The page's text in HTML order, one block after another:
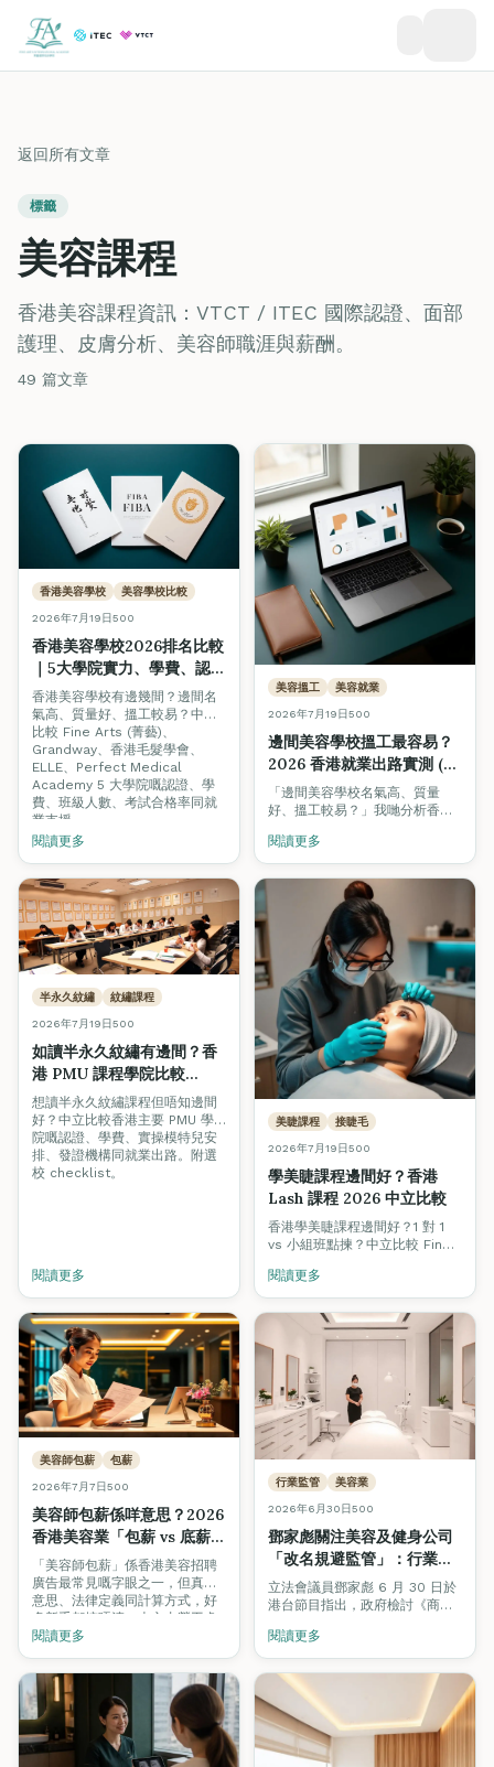
返回所有文章
標籤
美容課程
香港美容課程資訊：VTCT / ITEC 國際認證、面部
護理、皮膚分析、美容師職涯與薪酬。
49 篇文章
香港美容學校 美容學校比較
2026年7月19日500
香港美容學校2026排名比較
｜5大學院實力、學費、認
證、搵工支援全面對照
香港美容學校有邊幾間？邊間名
氣高、質量好、搵工較易？中立
比較 Fine Arts (菁藝)、
Grandway、香港毛髮學會、
ELLE、Perfect Medical
Academy 5 大學院嘅認證、學
費、班級人數、考試合格率同就
業支援。
閱讀更多
美容搵工 美容就業
2026年7月19日500
邊間美容學校搵工最容易？
2026 香港就業出路實測 (附
即時招聘數據)
「邊間美容學校名氣高、質量
好、搵工較易？」我哋分析香港
主真正要求邊種認證，並比較各
學院嘅就業支援模式。
閱讀更多
半永久紋繡 紋繡課程
2026年7月19日500
如讀半永久紋繡有邊間？香
港 PMU 課程學院比較
2026
想讀半永久紋繡課程但唔知邊間
好？中立比較香港主要 PMU 學
院嘅認證、學費、實操模特兒安
排、發證機構同就業出路。附選
校 checklist。
閱讀更多
美睫課程 接睫毛
2026年7月19日500
學美睫課程邊間好？香港
Lash 課程 2026 中立比較
香港學美睫課程邊間好？1 對 1
vs 小組班點揀？中立比較 Fine
等 lash 課程學費、真人模特
兒、認證、實習睫毛量、就業支
援。
閱讀更多
美容師包薪 包薪
2026年7月7日500
美容師包薪係咩意思？2026
香港美容業「包薪 vs 底薪
+佣金」全面拆解
「美容師包薪」係香港美容招聘
廣告最常見嘅字眼之一，但真正
意思、法律定義同計算方式，好
多新手都搞唔清。本文由勞工處
《僱傭條例》第 57 章、業界薪
Workstem 等多個來源，逐一拆
解包薪、底薪加佣金、純佣三種
制度嘅分別，教你點樣睇
offer、點樣揀入行方向。
閱讀更多
行業監管 美容業
2026年6月30日500
鄧家彪關注美容及健身公司
「改名規避監管」：行業定
義要小心，專業培訓與認證
才是消費者真正保障
立法會議員鄧家彪 6 月 30 日於
港台節目指出，政府檢討《商品
的修例工作來得及時，但提醒當
局要小心處理「行業定義」，否
則公司只需改名就可規避監管。
本文拆解事件，並分析為何專業
培訓（VTCT／ITEC／TQUK）與
Beauty Stars 認證沙龍，才是
消費者長遠的真正保障。
閱讀更多